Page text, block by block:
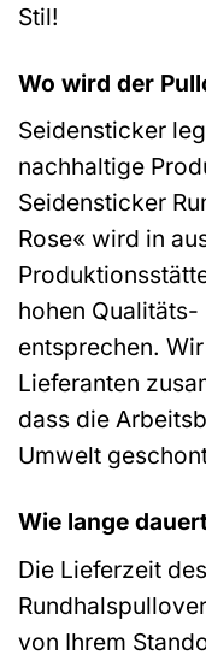
Stil!
Wo wird der
Seidensticker
nachhaltige
Seidensticker
Rose« wird in
hohen
entsprechen.
Lieferanten
dass die
Umwelt
Wie lange
Die Lieferzeit
von Ihrem